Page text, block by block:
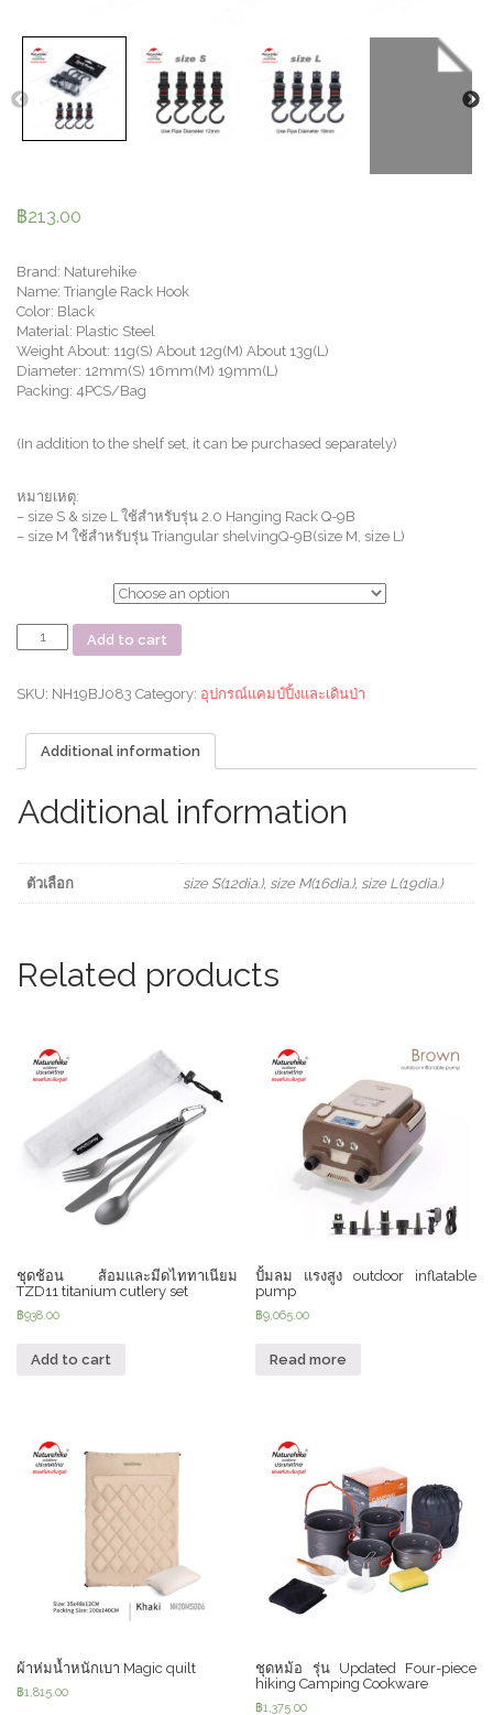
฿213.00
Brand: Naturehike
Name: Triangle Rack Hook
Color: Black
Material: Plastic Steel
Weight About: 11g(S) About 12g(M) About 13g(L)
Diameter: 12mm(S) 16mm(M) 19mm(L)
Packing: 4PCS/Bag
(In addition to the shelf set, it can be purchased separately)
หมายเหตุ:
– size S & size L ใช้สำหรับรุ่น 2.0 Hanging Rack Q-9B
– size M ใช้สำหรับรุ่น Triangular shelvingQ-9B(size M, size L)
แขวน
Hold
4pcs
กับ
Triangular
รุ่น
Q-
9B
Add to cart
SKU: NH19BJ083 Category: อุปกรณ์แคมป์ปิ้งและเดินป่า
Additional information
Additional information
ตัวเลือก size S(12dia.), size M(16dia.), size L(19dia.)
Related products
ชุดช้อน ส้อมและมีดไททาเนียม
TZD11 titanium cutlery set
฿938.00
Add to cart
ปั้มลม แรงสูง outdoor inflatable
pump
฿9,065.00
Read more
ผ้าห่มน้ำหนักเบา Magic quilt
฿1,815.00
ชุดหม้อ รุ่น Updated Four-piece
hiking Camping Cookware
฿1,375.00